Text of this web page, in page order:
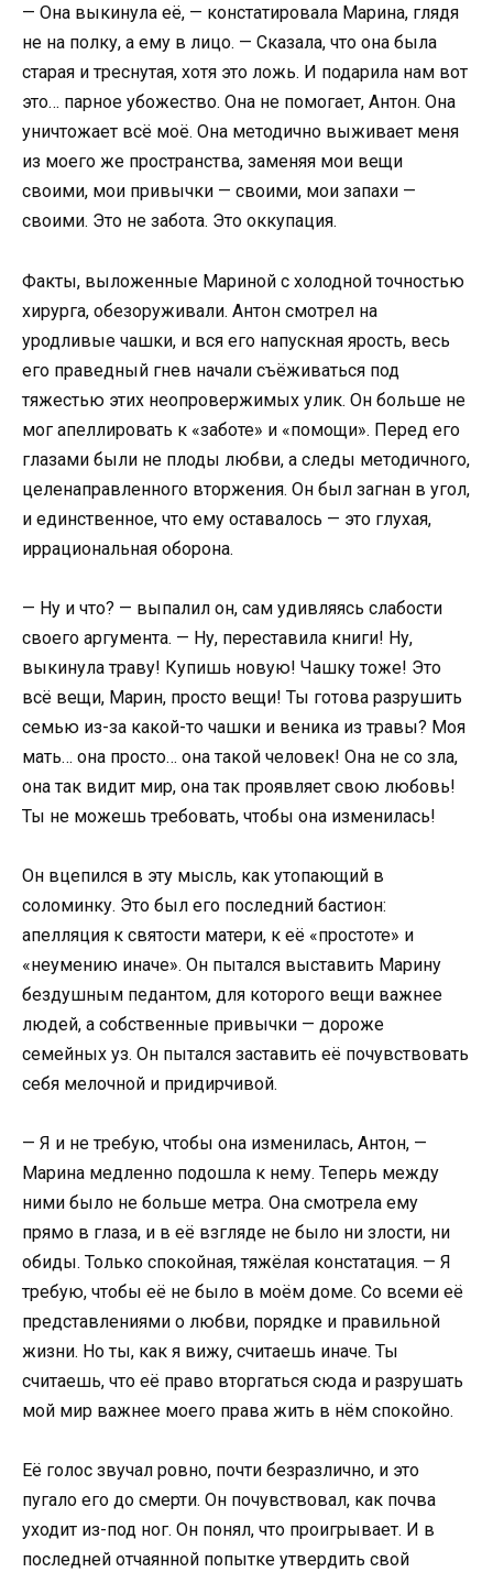
— Она выкинула её, — констатировала Марина, глядя
не на полку, а ему в лицо. — Сказала, что она была
старая и треснутая, хотя это ложь. И подарила нам вот
это… парное убожество. Она не помогает, Антон. Она
уничтожает всё моё. Она методично выживает меня
из моего же пространства, заменяя мои вещи
своими, мои привычки — своими, мои запахи —
своими. Это не забота. Это оккупация.
Факты, выложенные Мариной с холодной точностью
хирурга, обезоруживали. Антон смотрел на
уродливые чашки, и вся его напускная ярость, весь
его праведный гнев начали съёживаться под
тяжестью этих неопровержимых улик. Он больше не
мог апеллировать к «заботе» и «помощи». Перед его
глазами были не плоды любви, а следы методичного,
целенаправленного вторжения. Он был загнан в угол,
и единственное, что ему оставалось — это глухая,
иррациональная оборона.
— Ну и что? — выпалил он, сам удивляясь слабости
своего аргумента. — Ну, переставила книги! Ну,
выкинула траву! Купишь новую! Чашку тоже! Это
всё вещи, Марин, просто вещи! Ты готова разрушить
семью из-за какой-то чашки и веника из травы? Моя
мать… она просто… она такой человек! Она не со зла,
она так видит мир, она так проявляет свою любовь!
Ты не можешь требовать, чтобы она изменилась!
Он вцепился в эту мысль, как утопающий в
соломинку. Это был его последний бастион:
апелляция к святости матери, к её «простоте» и
«неумению иначе». Он пытался выставить Марину
бездушным педантом, для которого вещи важнее
людей, а собственные привычки — дороже
семейных уз. Он пытался заставить её почувствовать
себя мелочной и придирчивой.
— Я и не требую, чтобы она изменилась, Антон, —
Марина медленно подошла к нему. Теперь между
ними было не больше метра. Она смотрела ему
прямо в глаза, и в её взгляде не было ни злости, ни
обиды. Только спокойная, тяжёлая констатация. — Я
требую, чтобы её не было в моём доме. Со всеми её
представлениями о любви, порядке и правильной
жизни. Но ты, как я вижу, считаешь иначе. Ты
считаешь, что её право вторгаться сюда и разрушать
мой мир важнее моего права жить в нём спокойно.
Её голос звучал ровно, почти безразлично, и это
пугало его до смерти. Он почувствовал, как почва
уходит из-под ног. Он понял, что проигрывает. И в
последней отчаянной попытке утвердить свой